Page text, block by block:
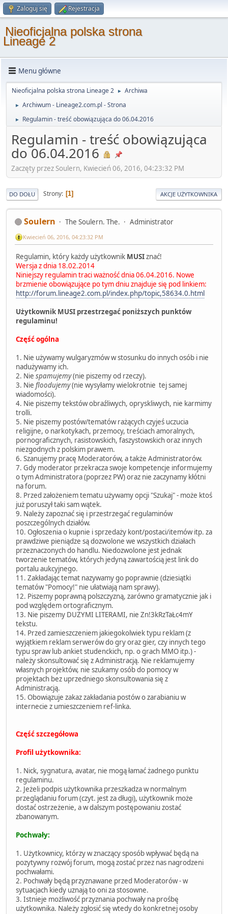
Zaloguj się Rejestracja
Nieoficjalna polska strona
Lineage 2
Menu główne
Nieoficjalna polska strona Lineage 2 ► Archiwa
► Archiwum - Lineage2.com.pl - Strona
► Regulamin - treść obowiązująca do 06.04.2016
Regulamin - treść obowiązująca
do 06.04.2016
Zaczęty przez Soulern, Kwiecień 06, 2016, 04:23:32 PM
DO DOŁU Strony 1 AKCJE UŻYTKOWNIKA
Soulern The Soulern. The. Administrator
Kwiecień 06, 2016, 04:23:32 PM
Regulamin, który każdy użytkownik MUSIznać!
Wersja z dnia 18.02.2014
Niniejszy regulamin traci ważność dnia 06.04.2016. Nowe
brzmienie obowiązujące po tym dniu znajduje się pod linkiem:
http://forum.lineage2.com.pl/index.php/topic,58634.0.html
Użytkownik MUSI przestrzegać poniższych punktów
regulaminu!
Część ogólna
1. Nie używamy wulgaryzmów w stosunku do innych osób i nie
nadużywamy ich.
2. Nie spamujemy(nie piszemy od rzeczy).
3. Nie floodujemy(nie wysyłamy wielokrotnie tej samej
wiadomości).
4. Nie piszemy tekstów obraźliwych, opryskliwych, nie karmimy
trolli.
5. Nie piszemy postów/tematów rażących czyjeś uczucia
religijne, o narkotykach, przemocy, treściach amoralnych,
pornograficznych, rasistowskich, faszystowskich oraz innych
niezgodnych z polskim prawem.
6. Szanujemy pracę Moderatorów, a także Administratorów.
7. Gdy moderator przekracza swoje kompetencje informujemy
o tym Administratora (poprzez PW) oraz nie zaczynamy kłótni
na forum.
8. Przed założeniem tematu używamy opcji "Szukaj" - może ktoś
już poruszył taki sam wątek.
9. Należy zapoznać się i przestrzegać regulaminów
poszczególnych działów.
10. Ogłoszenia o kupnie i sprzedaży kont/postaci/itemów itp. za
prawdziwe pieniądze są dozwolone we wszystkich działach
przeznaczonych do handlu. Niedozwolone jest jednak
tworzenie tematów, których jedyną zawartością jest link do
portalu aukcyjnego.
11. Zakładając temat nazywamy go poprawnie (dziesiątki
tematów "Pomocy!" nie ułatwiają nam sprawy).
12. Piszemy poprawną polszczyzną, zarówno gramatycznie jak i
pod względem ortograficznym.
13. Nie piszemy DUŻYMI LITERAMI, nie Zn!3kRzTaŁc4mY
tekstu.
14. Przed zamieszczeniem jakiegokolwiek typu reklam (z
wyjątkiem reklam serwerów do gry oraz gier, czy innych tego
typu spraw lub ankiet studenckich, np. o grach MMO itp.) -
należy skonsultować się z Administracją. Nie reklamujemy
własnych projektów, nie szukamy osób do pomocy w
projektach bez uprzedniego skonsultowania się z
Administracją.
15. Obowiązuje zakaz zakładania postów o zarabianiu w
internecie z umieszczeniem ref-linka.
Część szczegółowa
Profil użytkownika:
1. Nick, sygnatura, avatar, nie mogą łamać żadnego punktu
regulaminu.
2. Jeżeli podpis użytkownika przeszkadza w normalnym
przeglądaniu forum (czyt. jest za długi), użytkownik może
dostać ostrzeżenie, a w dalszym postępowaniu zostać
zbanowanym.
Pochwały:
1. Użytkownicy, którzy w znaczący sposób wpływać będą na
pozytywny rozwój forum, mogą zostać przez nas nagrodzeni
pochwałami.
2. Pochwały będą przyznawane przed Moderatorów - w
sytuacjach kiedy uznają to oni za stosowne.
3. Istnieje możliwość przyznania pochwały na prośbę
użytkownika. Należy zgłosić się wtedy do konkretnej osoby